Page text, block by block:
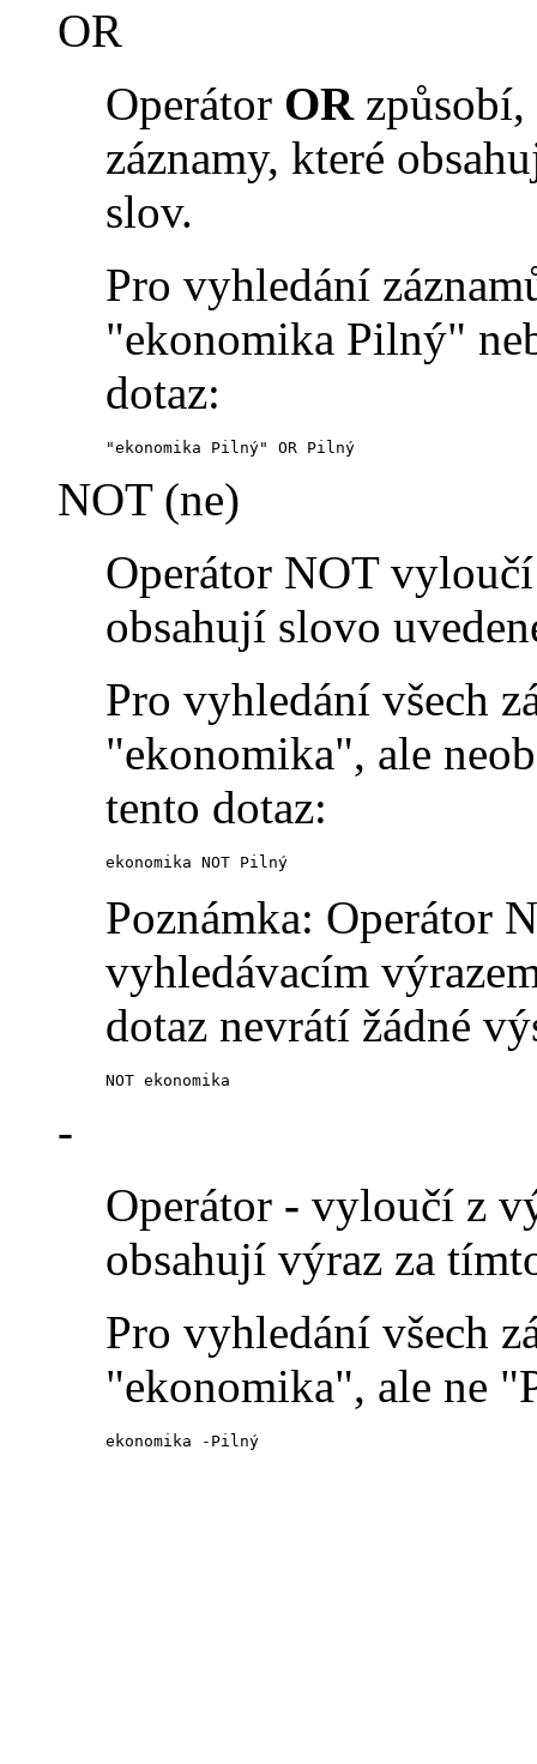
OR
Operátor ORzpůsobí,
záznamy, které
slov.
Pro vyhledání
"ekonomika Pilný"
dotaz:
"ekonomika Pilný" OR Pilný
NOT (ne)
Operátor NOT
obsahují slovo
Pro vyhledání všech
"ekonomika", ale
tento dotaz:
ekonomika NOT Pilný
Poznámka: Operátor
vyhledávacím
dotaz nevrátí žádné
NOT ekonomika
-
Operátor - vyloučí z
obsahují výraz za
Pro vyhledání všech
"ekonomika", ale ne
ekonomika -Pilný